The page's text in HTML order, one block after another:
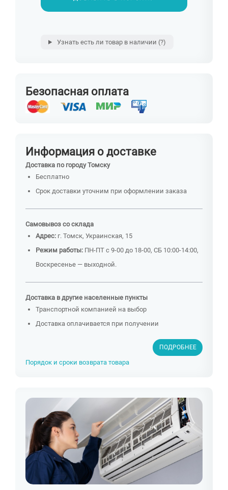
Узнать есть ли товар в наличии (?)
Безопасная оплата
Информация о доставке
Доставка по городу Томску
Бесплатно
Срок доставки уточним при оформлении заказа
Самовывоз со склада
Адрес: г. Томск, Украинская, 15
Режим работы: ПН-ПТ с 9-00 до 18-00, СБ 10:00-14:00,
Воскресенье — выходной.
Доставка в другие населенные пункты
Транспортной компанией на выбор
Доставка оплачивается при получении
ПОДРОБНЕЕ
Порядок и сроки возврата товара